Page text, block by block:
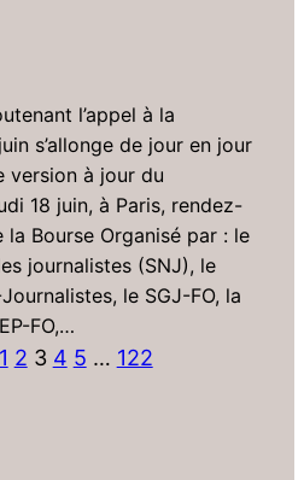
l’appel à la
s’allonge de jour en jour
version à jour du
18 juin, à Paris, rendez-
la Bourse Organisé par : le
journalistes (SNJ), le
le SGJ-FO, la
FO,…
2 3 4 5 … 122